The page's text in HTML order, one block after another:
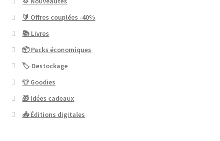
🔰 Offres couplées -40%
📚 Livres
📦 Packs économiques
🏷 Destockage
👕 Goodies
🎁 Idées cadeaux
📥 Éditions digitales